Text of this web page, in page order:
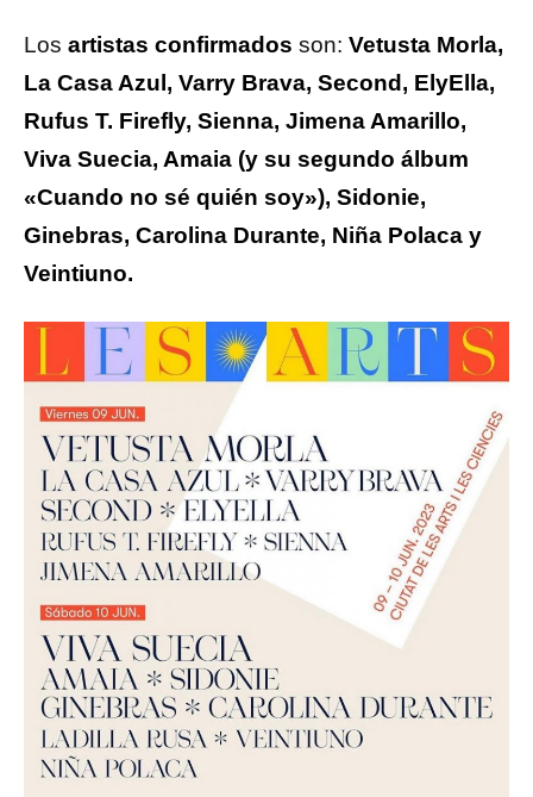
Los artistas confirmados son: Vetusta Morla,
La Casa Azul, Varry Brava, Second, ElyElla,
Rufus T. Firefly, Sienna, Jimena Amarillo,
Viva Suecia, Amaia (y su segundo álbum
«Cuando no sé quién soy»), Sidonie,
Ginebras, Carolina Durante, Niña Polaca y
Veintiuno.